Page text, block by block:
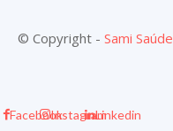
© Copyright - Sami Saúde
FacebookInstagramLinkedin